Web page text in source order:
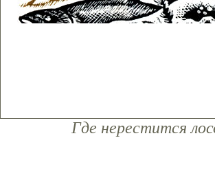
Где нерестится